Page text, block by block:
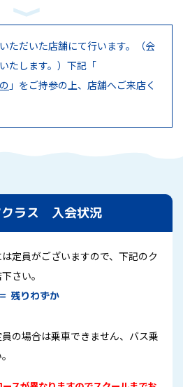
ただいた店舗にて行います。（会
たします。） 下記「
」をご持参の上、店舗へご来店く
クラス 入会状況
定員がございますので、下記のク
さい。
＝ 残りわずか
の場合は乗車できません、バス乗